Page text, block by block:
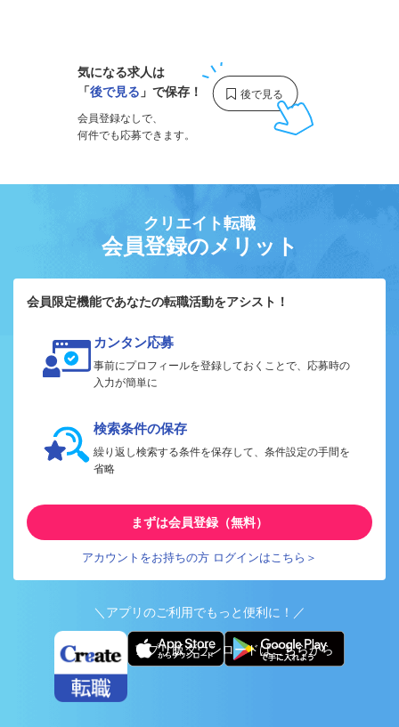
気になる求人は
「後で見る 」で保存！
会員登録なしで、
何件でも応募できます。
クリエイト転職
会員登録のメリット
会員限定機能であなたの転職活動をアシスト！
カンタン応募
事前にプロフィールを登録しておくことで、応募時の
入力が簡単に
検索条件の保存
繰り返し検索する条件を保存して、条件設定の手間を
省略
まずは会員登録（無料）
アカウントをお持ちの方 ログインはこちら＞
＼アプリのご利用でもっと便利に！／
アプリ版ダウンロードはこちらから